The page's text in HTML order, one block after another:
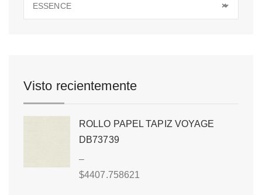
×
ESSENCE
Visto recientemente
ROLLO PAPEL TAPIZ VOYAGE
DB73739
–
$4407.758621